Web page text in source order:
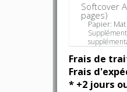
Softcover
pages)
Papier:
Frais de
Frais
* +2 jours